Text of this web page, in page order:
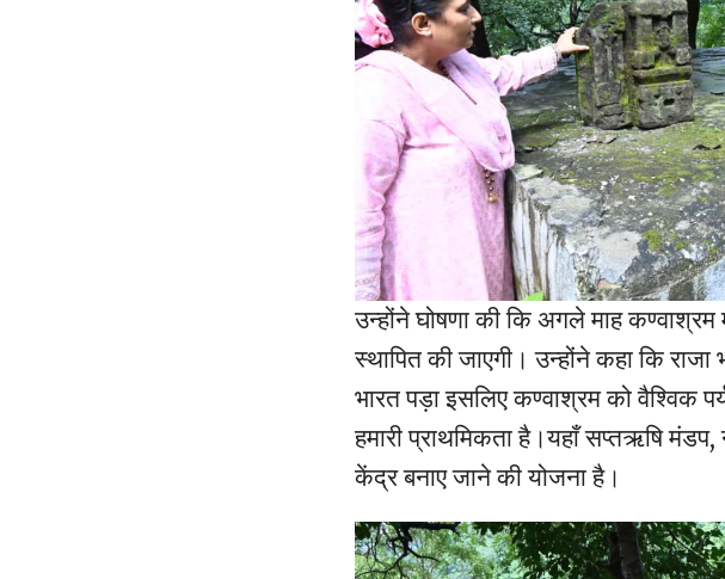
उन्होंने घोषणा की कि अगले माह कण्वाश्रम
स्थापित की जाएगी। उन्होंने कहा कि
भारत पड़ा इसलिए कण्वाश्रम को वैश्विक
हमारी प्राथमिकता है।यहाँ सप्तऋषि
केंद्र बनाए जाने की योजना है।